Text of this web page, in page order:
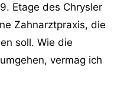
Etage des Chrysler
Zahnarztpraxis, die
soll. Wie die
vermag ich